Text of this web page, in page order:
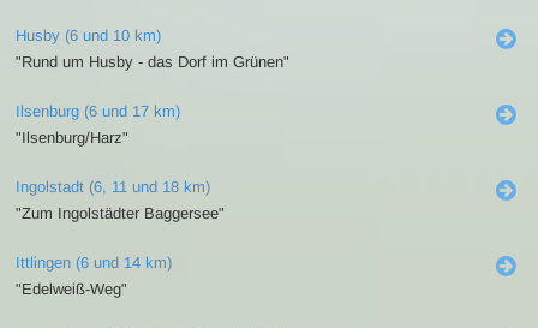
Husby (6 und 10 km)
"Rund um Husby - das Dorf im Grünen"
Ilsenburg (6 und 17 km)
"Ilsenburg/Harz"
Ingolstadt (6, 11 und 18 km)
"Zum Ingolstädter Baggersee"
Ittlingen (6 und 14 km)
"Edelweiß-Weg"